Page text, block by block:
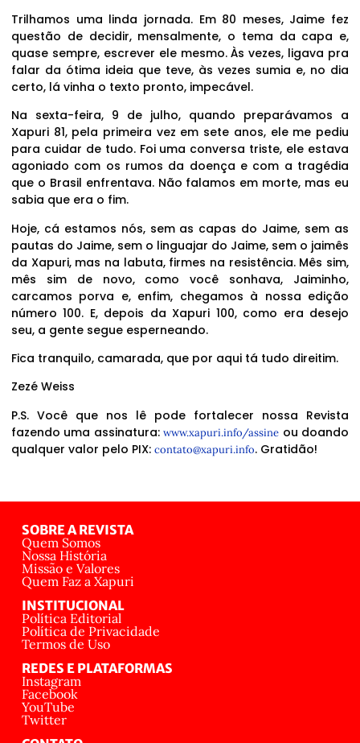
Trilhamos uma linda jornada. Em 80 meses, Jaime fez
questão de decidir, mensalmente, o tema da capa e,
quase sempre, escrever ele mesmo. Às vezes, ligava pra
falar da ótima ideia que teve, às vezes sumia e, no dia
certo, lá vinha o texto pronto, impecável.
Na sexta-feira, 9 de julho, quando preparávamos a
Xapuri 81, pela primeira vez em sete anos, ele me pediu
para cuidar de tudo. Foi uma conversa triste, ele estava
agoniado com os rumos da doença e com a tragédia
que o Brasil enfrentava. Não falamos em morte, mas eu
sabia que era o fim.
Hoje, cá estamos nós, sem as capas do Jaime, sem as
pautas do Jaime, sem o linguajar do Jaime, sem o jaimês
da Xapuri, mas na labuta, firmes na resistência. Mês sim,
mês sim de novo, como você sonhava, Jaiminho,
carcamos porva e, enfim, chegamos à nossa edição
número 100. E, depois da Xapuri 100, como era desejo
seu, a gente segue esperneando.
Fica tranquilo, camarada, que por aqui tá tudo direitim.
Zezé Weiss
P.S. Você que nos lê pode fortalecer nossa Revista
fazendo uma assinatura:www.xapuri.info/assine ou doando
qualquer valor pelo PIX: contato@xapuri.info. Gratidão!
SOBRE A REVISTA
Quem Somos
Nossa História
Missão e Valores
Quem Faz a Xapuri
INSTITUCIONAL
Política Editorial
Política de Privacidade
Termos de Uso
REDES E PLATAFORMAS
Instagram
Facebook
YouTube
Twitter